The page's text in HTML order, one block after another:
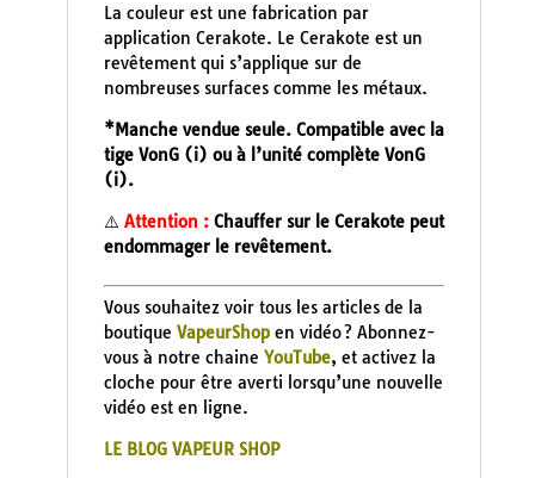
La couleur est une fabrication par
application Cerakote. Le Cerakote est un
revêtement qui s’applique sur de
nombreuses surfaces comme les métaux.
*Manche vendue seule. Compatible avec la
tige VonG (i) ou à l’unité complète VonG
(i).
⚠️ Attention : Chauffer sur le Cerakote peut
endommager le revêtement.
Vous souhaitez voir tous les articles de la
boutique VapeurShopen vidéo ? Abonnez-
vous à notre chaine YouTube, et activez la
cloche pour être averti lorsqu’une nouvelle
vidéo est en ligne.
LE BLOG VAPEUR SHOP